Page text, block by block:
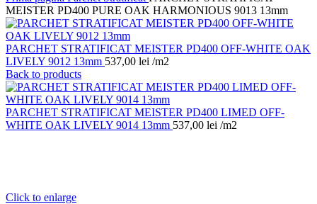
MEISTER PD400 PURE OAK HARMONIOUS 9013 13mm
PARCHET STRATIFICAT MEISTER PD400 OFF-WHITE OAK
LIVELY 9012 13mm 537,00 lei /m2
Back to products
PARCHET STRATIFICAT MEISTER PD400 LIMED OFF-
WHITE OAK LIVELY 9014 13mm 537,00 lei /m2
Click to enlarge